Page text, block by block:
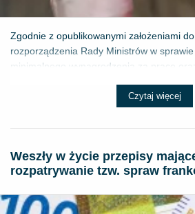
Zgodnie z opublikowanymi założeniami
rozporządzenia Rady Ministrów w
minimalnego wynagrodzenia za pracę
Czytaj więcej
Weszły w życie przepisy
rozpatrywanie tzw. spraw